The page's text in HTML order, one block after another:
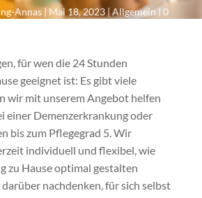
Annas | Mai 18, 2023 | Allgemein| 0
für wen die 24 Stunden
geeignet ist: Es gibt viele
wir mit unserem Angebot helfen
einer Demenzerkrankung oder
bis zum Pflegegrad 5. Wir
individuell und flexibel, wie
zu Hause optimal gestalten
darüber nachdenken, für sich selbst